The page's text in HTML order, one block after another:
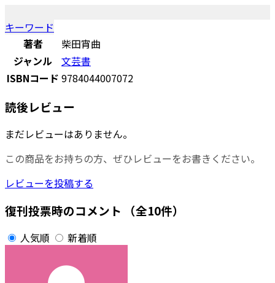
キーワード
著者
柴田宵曲
ジャンル
文芸書
ISBNコード 9784044007072
読後レビュー
まだレビューはありません。
この商品をお持ちの方、ぜひレビューをお書きください。
レビューを投稿する
復刊投票時のコメント （全10件）
人気順 新着順